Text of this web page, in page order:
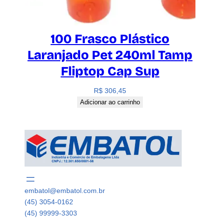
100 Frasco Plástico
Laranjado Pet 240ml Tamp
Fliptop Cap Sup
R$ 306,45
Adicionar ao carrinho
embatol@embatol.com.br
(45) 3054-0162
(45) 99999-3303